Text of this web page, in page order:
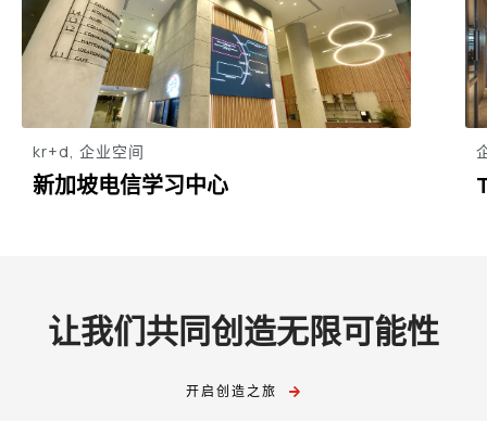
kr+d, 企业空间
新加坡电信学习中心
让我们共同创造无限可能性
开启创造之旅